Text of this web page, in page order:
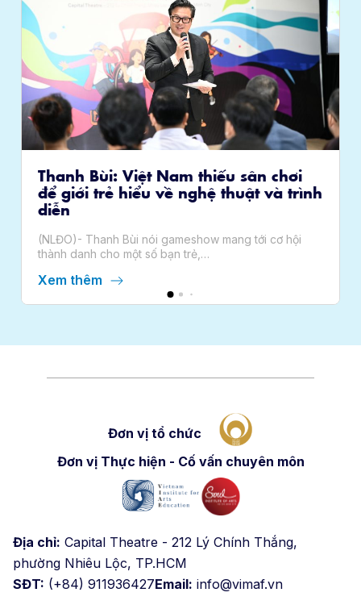
thiếu sân chơi
thuật và trình
mang tới cơ hội
trẻ,…
Tổ chức Liên hoan
thuật quốc tế Việt
(Vietnam International Music
Xem thêm
Đơn vị tổ chức
Đơn vị Thực hiện - Cố vấn chuyên môn
Địa chỉ: Capital Theatre - 212 Lý Chính Thắng,
phường Nhiêu Lộc, TP.HCM
SĐT: (+84) 911936427Email: info@vimaf.vn